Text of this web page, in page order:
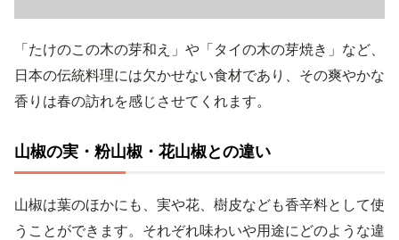
「たけのこの木の芽和え」や「タイの木の芽焼き」など、
日本の伝統料理には欠かせない食材であり、その爽やかな
香りは春の訪れを感じさせてくれます。
山椒の実・粉山椒・花山椒との違い
山椒は葉のほかにも、実や花、樹皮なども香辛料として使
うことができます。それぞれ味わいや用途にどのような違